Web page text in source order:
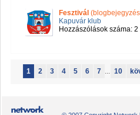
Fesztivál
Kapuvár klub
Hozzászólások száma: 2
1 2 3 4 5 6 7 ... 10